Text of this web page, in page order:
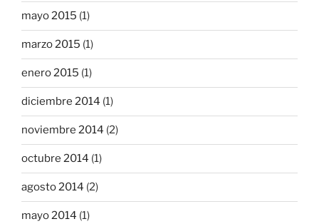
mayo 2015 (1)
marzo 2015 (1)
enero 2015 (1)
diciembre 2014 (1)
noviembre 2014 (2)
octubre 2014 (1)
agosto 2014 (2)
mayo 2014 (1)